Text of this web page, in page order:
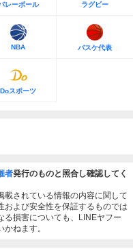
レーボール ラグビー
NBA バスケ代表
Doスポーツ
者発行のものと照合し確認してく
載されている情報の内容に関して
および安全性を保証するものでは
る損害についても、LINEヤフー
ねます。